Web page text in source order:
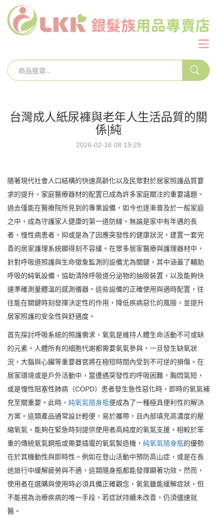
台灣成人紙尿褲與老年人生活品質的關
係|純
2026-02-16 08:19:29
隨著現代社會人口結構的快速高齡化以及民眾對於居家照護品質要
求的提升，家庭醫療器材的配置已成為許多家庭關注的重要議題。
過去僅能在醫療院所見到的專業設備，如今也逐漸普及於一般家庭
之中，成為守護家人健康的第一道防線。無論是家中有年邁的長
者，慢性病患者，抑或是為了因應突發性的健康狀況，建置一套完
善的居家護理系統顯得刻不容緩。在眾多居家醫療與護理器材中，
針對呼吸道照護與生命徵象監測的設備尤為關鍵，其中涵蓋了輔助
呼吸的純氧設備，協助清除呼吸道分泌物的抽吸裝置，以及能夠快
速準確測量體溫的感測儀器。這些設備的正確使用與適時配置，往
往能在關鍵時刻發揮決定性的作用，降低疾病惡化的風險，並提升
居家照護的安全性與舒適度。
首先探討呼吸系統的照護需求，氧氣是維持人體生命活動不可或缺
的元素。人體所有的細胞代謝都需要氧氣參與，一旦發生缺氧狀
況，大腦與心臟等重要器官將在極短時間內受到不可逆的損傷。在
居家環境或是戶外活動中，當遭遇突發性的呼吸困難，胸悶氣短，
或是慢性阻塞性肺病（COPD）患者發生急性惡化時，即時的氧氣補
充至關重要。此時， 純氧氣隨身瓶便成為了一種極具便利性的解決
方案。這類產品通常設計輕便，易於攜帶，且內部填充高濃度的壓
縮氧氣，能夠在緊急時刻提供使用者高純度的氧氣支援。相較於笨
重的傳統氧氣鋼瓶或需要插電的氧氣製造機， 純氧氣隨身瓶的優勢
在於其機動性與即時性。例如在登山活動中預防高山症，或是在長
途旅行中緩解疲勞與不適，這類隨身瓶都能發揮顯著功效。然而，
使用者在選購與使用時必須具備正確觀念，氧氣雖能緩解症狀，但
不能視為治療疾病的唯一手段，若症狀持續未改善，仍須儘速就
醫。